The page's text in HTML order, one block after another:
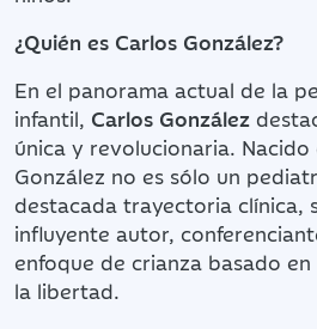
¿Quién es Carlos González?
En el panorama actual de la
infantil, Carlos González
única y revolucionaria.
González no es sólo un
destacada trayectoria clínica,
influyente autor,
enfoque de crianza basado
la libertad.